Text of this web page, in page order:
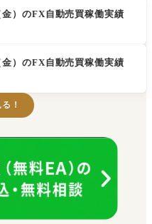
）のFX自動売買稼働実績
）のFX自動売買稼働実績
！